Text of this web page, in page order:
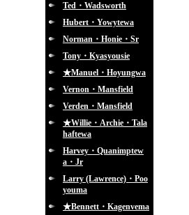
Ted・Wadsworth
Hubert・Yowytewa
Norman・Honie・Sr
Tony・Kyasyousie
★Manuel・Hoyungwa
Vernon・Mansfield
Verden・Mansfield
★Willie・Archie・Tala
haftewa
Harvey・Quanimptew
a・Jr
Larry (Lawrence)・Poo
youma
★Bennett・Kagenvema